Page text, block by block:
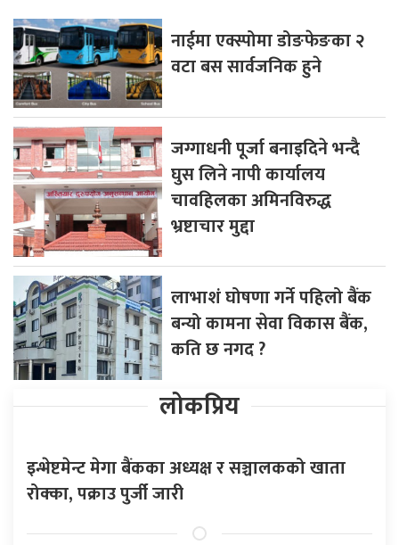
नाईमा एक्स्पोमा डोङफेङका २
वटा बस सार्वजनिक हुने
जग्गाधनी पूर्जा बनाइदिने भन्दै
घुस लिने नापी कार्यालय
चावहिलका अमिनविरुद्ध
भ्रष्टाचार मुद्दा
लाभाशं घोषणा गर्ने पहिलो बैंक
बन्यो कामना सेवा विकास बैंक,
कति छ नगद ?
लोकप्रिय
इन्भेष्टमेन्ट मेगा बैंकका अध्यक्ष र सञ्चालकको खाता
रोक्का, पक्राउ पुर्जी जारी